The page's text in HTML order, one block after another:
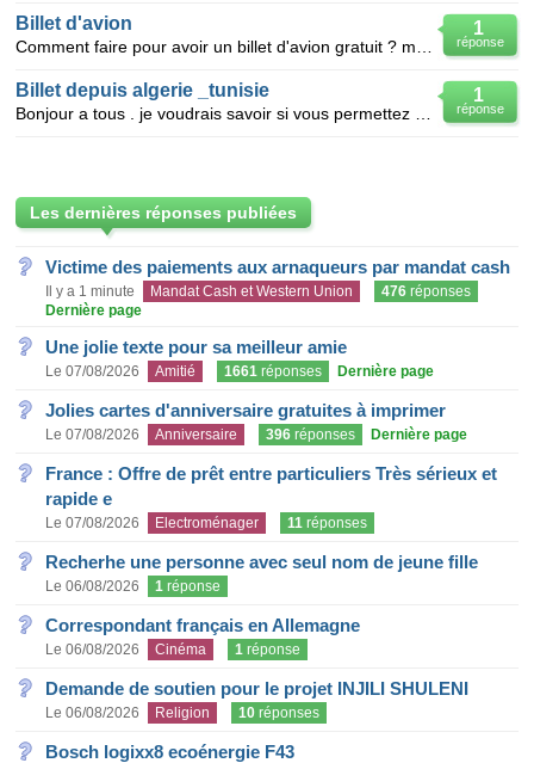
1
réponse
Billet d'avion
1
réponse
Billet depuis algerie _tunisie
Les dernières réponses publiées
Victime des paiements aux arnaqueurs par mandat cash
Il y a 1 minute Mandat Cash et Western Union 476 réponses
Dernière page
Une jolie texte pour sa meilleur amie
Le 07/08/2026 Amitié 1661 réponses Dernière page
Jolies cartes d'anniversaire gratuites à imprimer
Le 07/08/2026 Anniversaire 396 réponses Dernière page
France : Offre de prêt entre particuliers Très sérieux et
rapide e
Le 07/08/2026 Electroménager 11 réponses
Recherhe une personne avec seul nom de jeune fille
Le 06/08/2026 1 réponse
Correspondant français en Allemagne
Le 06/08/2026 Cinéma 1 réponse
Demande de soutien pour le projet INJILI SHULENI
Le 06/08/2026 Religion 10 réponses
Bosch logixx8 ecoénergie F43